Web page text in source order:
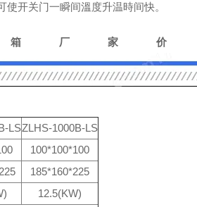
开关门一瞬间溫度升温時间快。
厂家价
LSZLHS-1000B-LS
100*100*100
185*160*225
12.5(KW)